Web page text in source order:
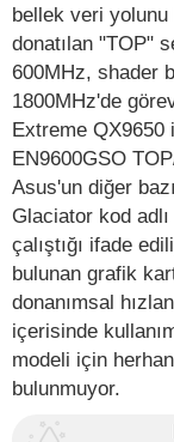
bellek veri
donatılan "TOP"
600MHz, shader
1800MHz'de
Extreme QX9650
EN9600GSO
Asus'un diğer
Glaciator kod
çalıştığı ifade
bulunan grafik
donanımsal
içerisinde
modeli için
bulunmuyor.